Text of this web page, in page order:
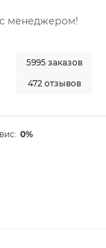
менеджером!
5995 заказов
472 отзывов
0%